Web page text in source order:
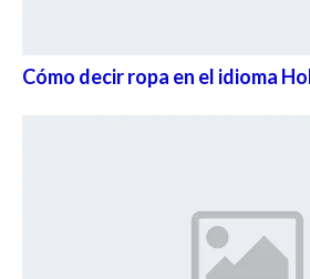
Cómo decir ropa en el idioma